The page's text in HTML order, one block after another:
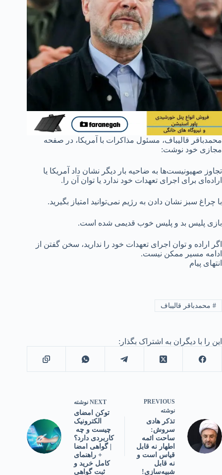
محمدباقر قالیباف، مسئول مذاکرات با آمریکا، در صفحه
مجازی خود نوشت:
‏تجاوز صهیونیست‌ها به ضاحیه بار دیگر نشان داد آمریکا یا
اراده‌ای برای اجرای تعهدات خود ندارد یا توان آن را.
با چراغ سبز نشان دادن به رژیم نمی‌توانید امتیاز بگیرید.
بازی پلیس بد و پلیس خوب قدیمی شده است.
اگر اراده و توان اجرای تعهدات خود را ندارید، سخن گفتن از
ادامه مسیر ممکن نیست.
انتهای پیام
#محمدباقر قالیباف
این را با دیگران به اشتراک بگذار:
PREVIOUS
نوشته
تذکر هادی
سروش:
ساحت ائمه
اطهار نه قابل
قیاس است و
نه قابل
شبیه‌سازی!
NEXT نوشته
توکن امضای
الکترونیک
چیست و چه
کاربردی دارد؟
| گواهی امضا
+ راهنمای
کامل خرید و
ثبت گواهی